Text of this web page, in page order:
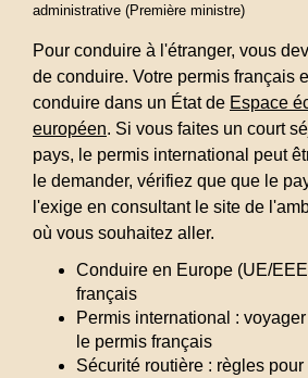
administrative (Première ministre)
Pour conduire à l'étranger, vous
de conduire. Votre permis français
conduire dans un État de Espace
européen. Si vous faites un court
pays, le permis international peut
le demander, vérifiez que que le
l'exige en consultant le site de
où vous souhaitez aller.
Conduire en Europe (UE/
français
Permis international :
le permis français
Sécurité routière : règles